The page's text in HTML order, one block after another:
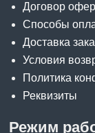
Договор
Способы
Доставка
Условия
Политика
Реквизиты
Режим